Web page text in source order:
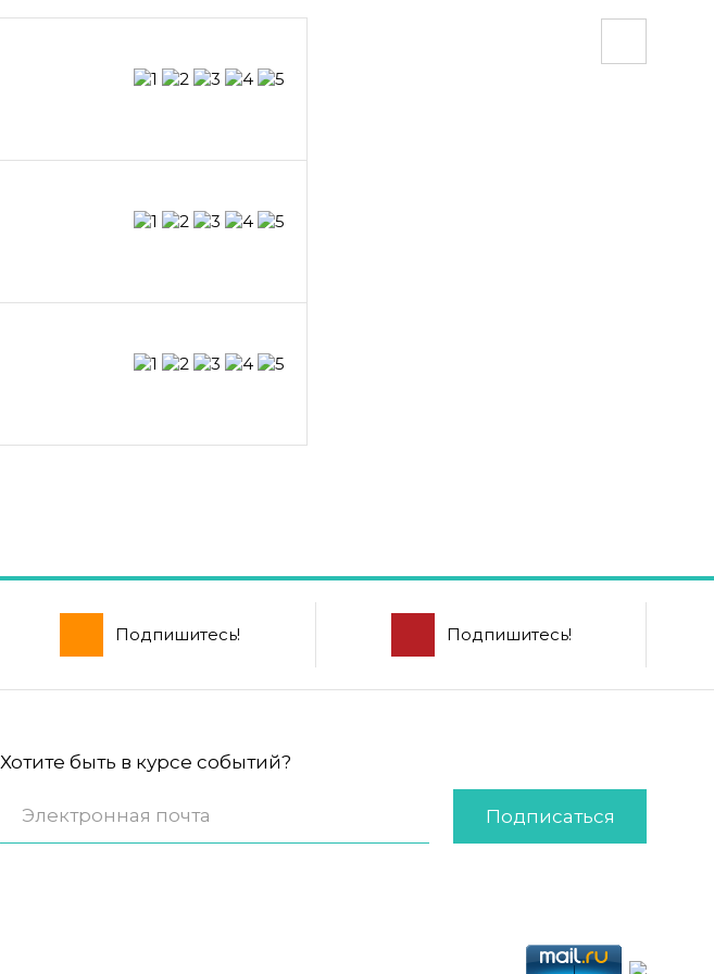
Подпишитесь! Подпишитесь!
Хотите быть в курсе событий?
Подписаться